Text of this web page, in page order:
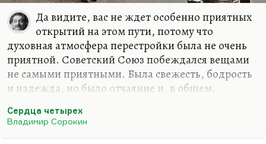
Да видите, вас не ждет особенно приятных
открытий на этом пути, потому что
духовная атмосфера перестройки была не очень
приятной. Советский Союз побеждался вещами
не самыми приятными. Была свежесть, бодрость
и надежда, но было отчаяние и, в общем,
Главный жанр русской революции — утопия, в
том числе космическая. Антиутопии исчислялись
Сердца четырех
Владимир Сорокин